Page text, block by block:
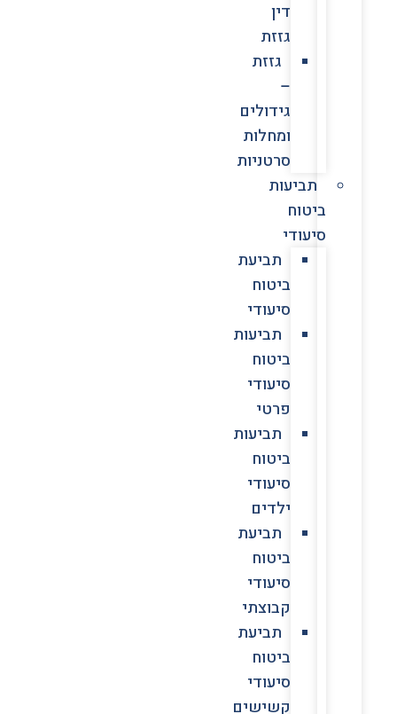
דין
גזזת
גזזת
–
גידולים
ומחלות
סרטניות
תביעות
ביטוח
סיעודי
תביעת
ביטוח
סיעודי
תביעות
ביטוח
סיעודי
פרטי
תביעות
ביטוח
סיעודי
ילדים
תביעת
ביטוח
סיעודי
קבוצתי
תביעת
ביטוח
סיעודי
קשישים